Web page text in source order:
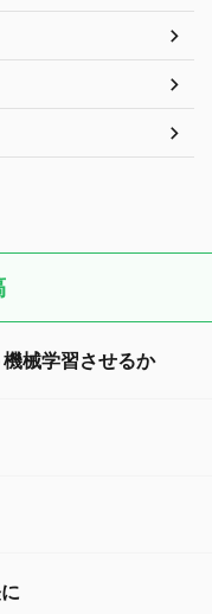
械学習させるか